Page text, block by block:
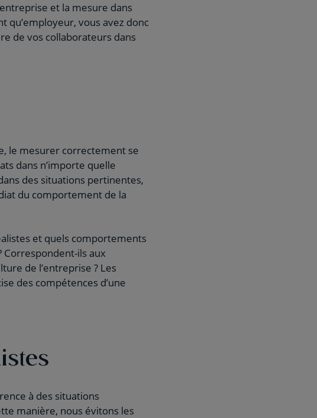
et la mesure dans
qu’employeur, vous avez donc
de vos collaborateurs dans
le mesurer correctement se
dans n’importe quelle
des situations pertinentes,
du comportement de la
et quels comportements
Correspondent-ils aux
de l’entreprise ? Les
des compétences d’une
à des situations
manière, nous évitons les